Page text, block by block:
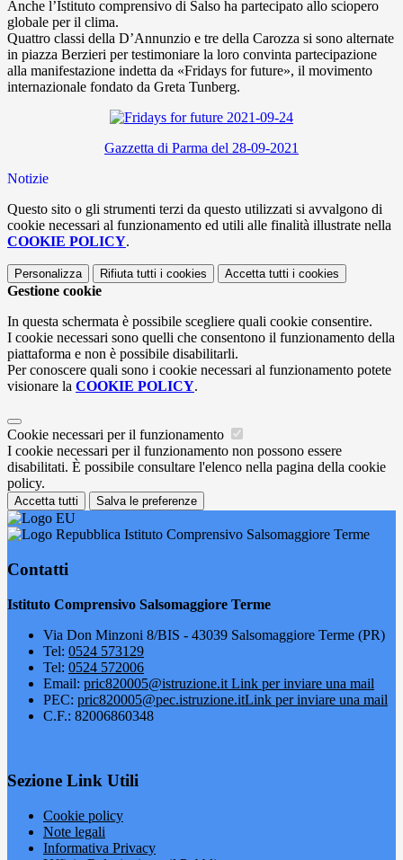
Anche l’Istituto comprensivo di Salso ha partecipato allo sciopero
globale per il clima.
Quattro classi della D’Annunzio e tre della Carozza si sono alternate
in piazza Berzieri per testimoniare la loro convinta partecipazione
alla manifestazione indetta da «Fridays for future», il movimento
internazionale fondato da Greta Tunberg.
Gazzetta di Parma del 28-09-2021
Notizie
Questo sito o gli strumenti terzi da questo utilizzati si avvalgono di
cookie necessari al funzionamento ed utili alle finalità illustrate nella
COOKIE POLICY.
Personalizza Rifiuta tutti i cookies Accetta tutti i cookies
Gestione cookie
In questa schermata è possibile scegliere quali cookie consentire.
I cookie necessari sono quelli che consentono il funzionamento della
piattaforma e non è possibile disabilitarli.
Per conoscere quali sono i cookie necessari al funzionamento potete
visionare la COOKIE POLICY.
Cookie necessari per il funzionamento
I cookie necessari per il funzionamento non possono essere
disabilitati. È possibile consultare l'elenco nella pagina della cookie
policy.
Accetta tutti Salva le preferenze
Istituto Comprensivo Salsomaggiore Terme
Contatti
Istituto Comprensivo Salsomaggiore Terme
Via Don Minzoni 8/BIS - 43039 Salsomaggiore Terme (PR)
Tel: 0524 573129
Tel: 0524 572006
Email: pric820005@istruzione.it Link per inviare una mail
PEC: pric820005@pec.istruzione.itLink per inviare una mail
C.F.: 82006860348
Sezione Link Utili
Cookie policy
Note legali
Informativa Privacy